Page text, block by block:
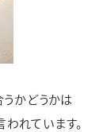
かどうかは
れています。